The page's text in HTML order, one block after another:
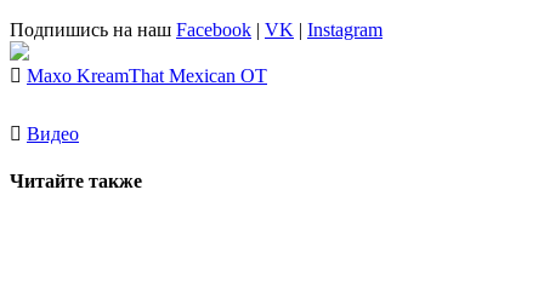
Подпишись на наш Facebook | VK | Instagram
Maxo KreamThat Mexican OT
Видео
Читайте также